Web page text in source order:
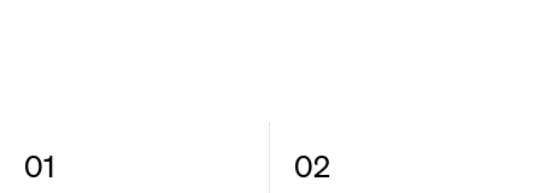
Was wir denken
01 02